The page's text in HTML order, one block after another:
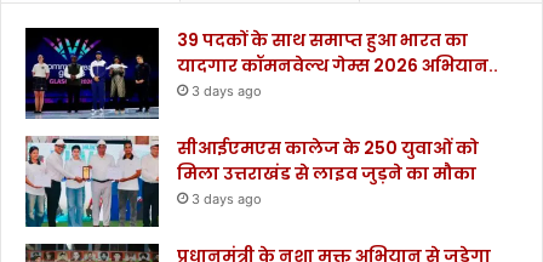
39 पदकों के साथ समाप्त हुआ भारत का
यादगार कॉमनवेल्थ गेम्स 2026 अभियान..
3 days ago
सीआईएमएस कालेज के 250 युवाओं को
मिला उत्तराखंड से लाइव जुड़ने का मौका
3 days ago
प्रधानमंत्री के नशा मुक्त अभियान से जुड़ेगा